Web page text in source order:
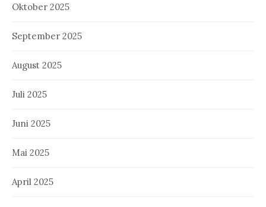
Oktober 2025
September 2025
August 2025
Juli 2025
Juni 2025
Mai 2025
April 2025